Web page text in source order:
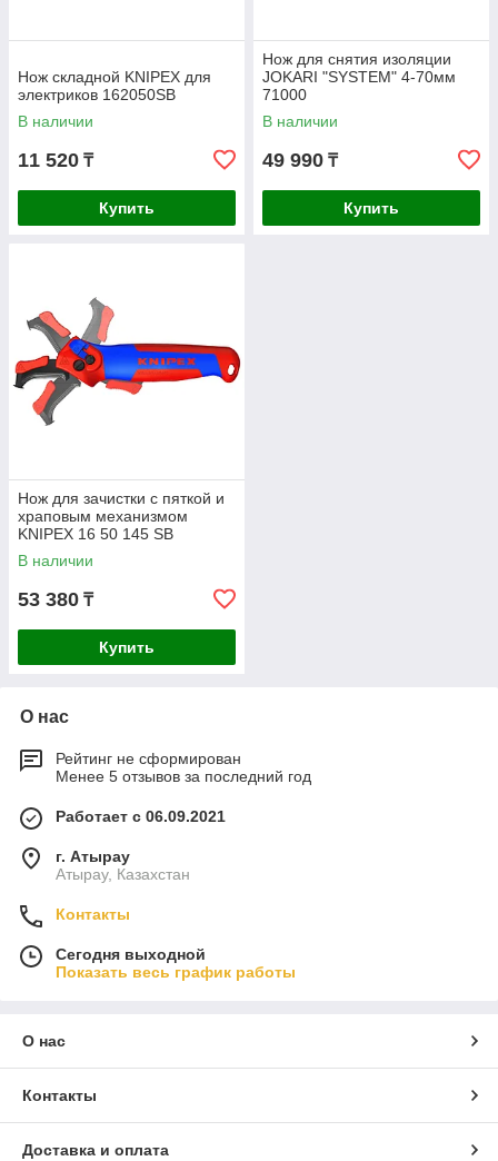
Нож складной KNIPEX для
электриков 162050SB
В наличии
11 520 ₸
Купить
Нож для снятия изоляции
JOKARI "SYSTEM" 4-70мм
71000
В наличии
49 990 ₸
Купить
Нож для зачистки с пяткой и
храповым механизмом
KNIPEX 16 50 145 SB
В наличии
53 380 ₸
Купить
О нас
Рейтинг не сформирован
Менее 5 отзывов за последний год
Работает с 06.09.2021
г. Атырау
Атырау, Казахстан
Контакты
Сегодня выходной
Показать весь график работы
О нас
Контакты
Доставка и оплата